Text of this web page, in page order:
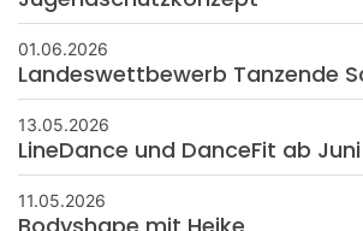
01.06.2026
Landeswettbewerb Tanzende
13.05.2026
LineDance und DanceFit ab Juni
11.05.2026